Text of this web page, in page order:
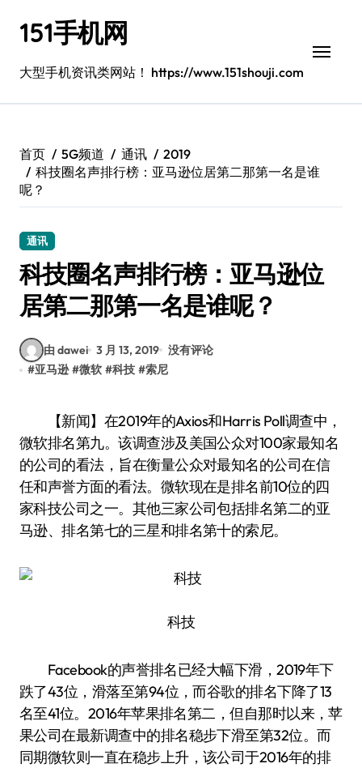
151手机网
大型手机资讯类网站！ https://www.151shouji.com
首页 5G频道 通讯
2019
科技圈名声排行榜：亚马逊位居第二那第一名是谁
呢？
通讯
科技圈名声排行榜：亚马逊位
居第二那第一名是谁呢？
由 dawei 3 月 13, 2019 没有评论
#亚马逊 #微软 #科技 #索尼
【新闻】在2019年的Axios和Harris Poll调查中，
微软排名第九。该调查涉及美国公众对100家最知名
的公司的看法，旨在衡量公众对最知名的公司在信
任和声誉方面的看法。微软现在是排名前10位的四
家科技公司之一。其他三家公司包括排名第二的亚
马逊、排名第七的三星和排名第十的索尼。
科技
Facebook的声誉排名已经大幅下滑，2019年下
跌了43位，滑落至第94位，而谷歌的排名下降了13
名至41位。2016年苹果排名第二，但自那时以来，苹
果公司在最新调查中的排名稳步下滑至第32位。而
同期微软则一直在稳步上升，该公司于2016年的排